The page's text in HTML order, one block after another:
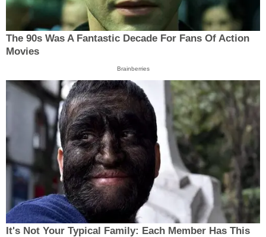
The 90s Was A Fantastic Decade For Fans Of Action
Movies
Brainberries
It's Not Your Typical Family: Each Member Has This